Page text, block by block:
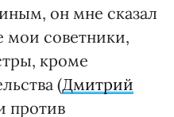
он мне сказал
мои советники,
кроме
(Дмитрий
против